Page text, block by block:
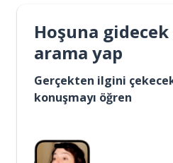
Hoşuna
arama yap
Gerçekten ilgini
konuşmayı öğren